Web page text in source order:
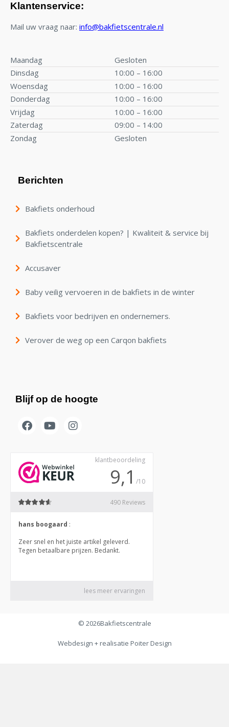
Klantenservice:
Mail uw vraag naar: info@bakfietscentrale.nl
Maandag
Gesloten
Dinsdag
10:00 – 16:00
Woensdag
10:00 – 16:00
Donderdag
10:00 – 16:00
Vrijdag
10:00 – 16:00
Zaterdag
09:00 – 14:00
Zondag
Gesloten
Berichten
Bakfiets onderhoud
Bakfiets onderdelen kopen? | Kwaliteit & service bij
Bakfietscentrale
Accusaver
Baby veilig vervoeren in de bakfiets in de winter
Bakfiets voor bedrijven en ondernemers.
Verover de weg op een Carqon bakfiets
Blijf op de hoogte
© 2026Bakfietscentrale
Webdesign + realisatie Poiter Design